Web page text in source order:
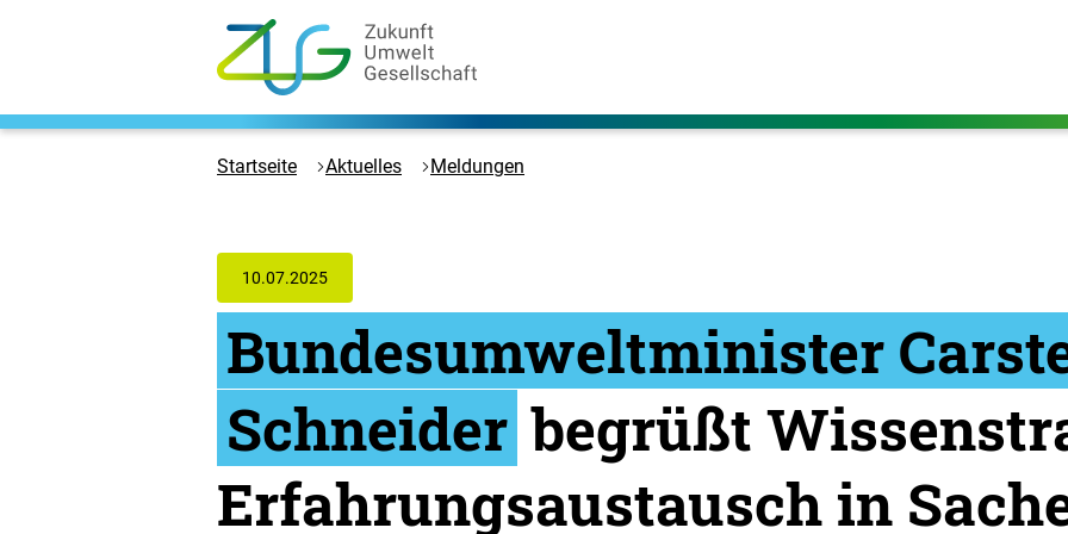
Zukunft
Umwelt
Zur
Startseite
Startseite Aktuelles Meldungen
10.07.2025
Bundesumweltminister
Schneider begrüßt
Erfahrungsaustausch in